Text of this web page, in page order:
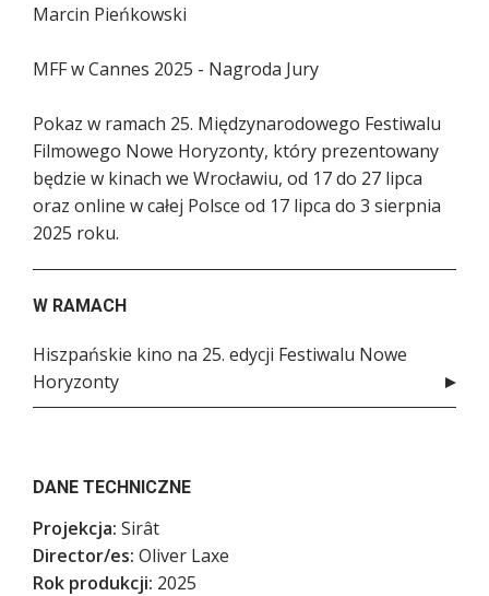
Marcin Pieńkowski
MFF w Cannes 2025 - Nagroda Jury
Pokaz w ramach 25. Międzynarodowego Festiwalu
Filmowego Nowe Horyzonty, który prezentowany
będzie w kinach we Wrocławiu, od 17 do 27 lipca
oraz online w całej Polsce od 17 lipca do 3 sierpnia
2025 roku.
W RAMACH
Hiszpańskie kino na 25. edycji Festiwalu Nowe
Horyzonty
DANE TECHNICZNE
Projekcja: Sirât
Director/es: Oliver Laxe
Rok produkcji: 2025